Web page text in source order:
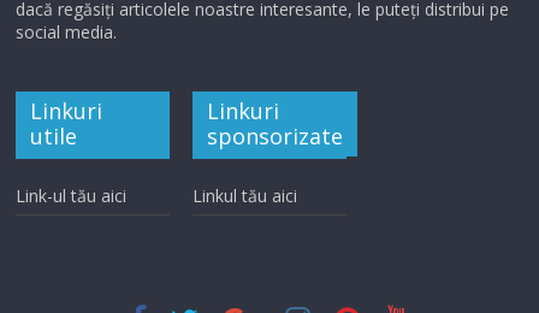
dacă regăsiți articolele noastre interesante, le puteți distribui pe
social media.
Linkuri
utile
Link-ul tău aici
Linkuri
sponsorizate
Linkul tău aici